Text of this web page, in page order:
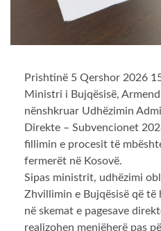
Prishtinë 5 Qershor 2026
Ministri i Bujqësisë,
nënshkruar Udhëzimin
Direkte – Subvencionet
fillimin e procesit të
fermerët në Kosovë.
Sipas ministrit, udhëzimi
Zhvillimin e Bujqësisë që
në skemat e pagesave
realizohen menjëherë pas